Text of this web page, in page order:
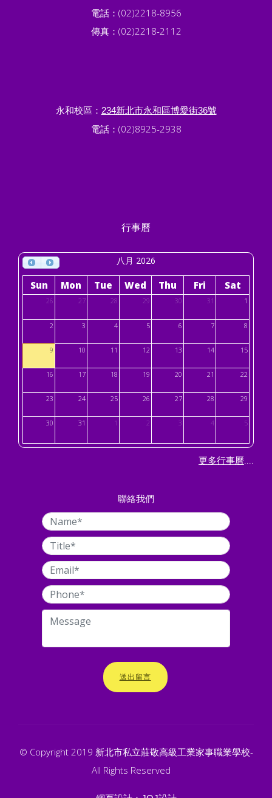
電話：(02)2218-8956
傳真：(02)2218-2112
永和校區： 234新北市永和區博愛街36號
電話：(02)8925-2938
行事曆
八月 2026
Sun Mon Tue Wed Thu Fri Sat
26 27 28 29 30 31 1
2 3 4 5 6 7 8
9 10 11 12 13 14 15
16 17 18 19 20 21 22
23 24 25 26 27 28 29
30 31 1 2 3 4 5
更多行事曆....
聯絡我們
送出留言
© Copyright 2019 新北市私立莊敬高級工業家事職業學校-
All Rights Reserved